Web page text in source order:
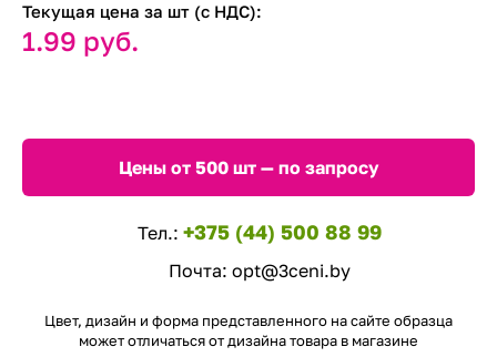
Текущая цена за шт (с НДС):
1.99 руб.
Цены от 500 шт — по запросу
Тел.: +375 (44) 500 88 99
Почта: opt@3ceni.by
Цвет, дизайн и форма представленного на сайте образца
может отличаться от дизайна товара в магазине